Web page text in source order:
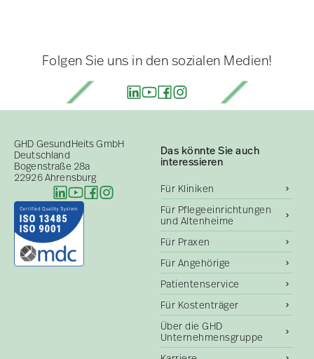
Folgen Sie uns in den sozialen Medien!
GHD GesundHeits GmbH
Deutschland
Bogenstraße 28a
22926 Ahrensburg
Das könnte Sie auch
interessieren
Für Kliniken
Für Pflegeeinrichtungen
und Altenheime
Für Praxen
Für Angehörige
Patientenservice
Für Kostenträger
Über die GHD
Unternehmensgruppe